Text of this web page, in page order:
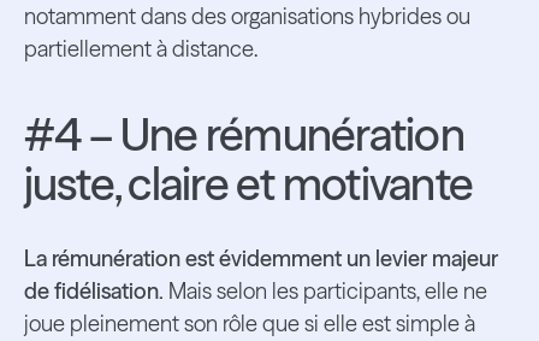
notamment dans des organisations hybrides ou
partiellement à distance.
#4 – Une rémunération
juste, claire et motivante
La rémunération est évidemment un levier majeur
de fidélisation. Mais selon les participants, elle ne
joue pleinement son rôle que si elle est simple à